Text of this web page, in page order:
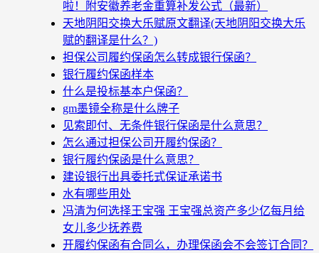
啦！附安徽养老金重算补发公式（最新）
天地阴阳交换大乐赋原文翻译(天地阴阳交换大乐
赋的翻译是什么？)
担保公司履约保函怎么转成银行保函？
银行履约保函样本
什么是投标基本户保函？
gm墨镜全称是什么牌子
见索即付、无条件银行保函是什么意思？
怎么通过担保公司开履约保函？
银行履约保函是什么意思？
建设银行出具委托式保证承诺书
水有哪些用处
冯清为何选择王宝强 王宝强总资产多少亿每月给
女儿多少抚养费
开履约保函有合同么，办理保函会不会签订合同？